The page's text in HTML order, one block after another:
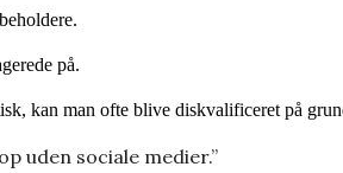
på.
kan man ofte blive diskvalificeret på
uden sociale medier.”